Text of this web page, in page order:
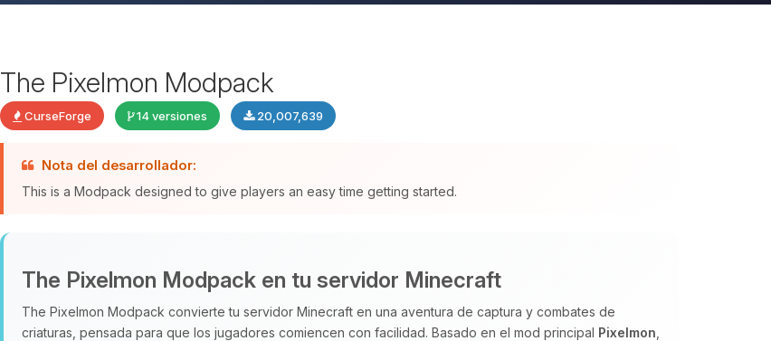
The Pixelmon Modpack
CurseForge 14 versiones 20,007,639
Nota del desarrollador:
This is a Modpack designed to give players an easy time getting started.
The Pixelmon Modpack en tu servidor Minecraft
The Pixelmon Modpack convierte tu servidor Minecraft en una aventura de captura y combates de
criaturas, pensada para que los jugadores comiencen con facilidad. Basado en el mod principal Pixelmon